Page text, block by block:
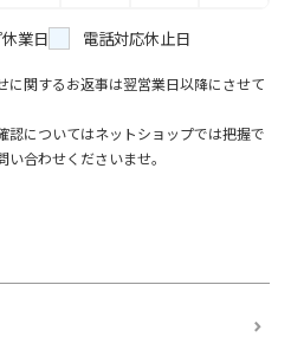
業日 電話対応休止日
に関するお返事は翌営業日以降にさせて
認についてはネットショップでは把握で
合わせくださいませ。